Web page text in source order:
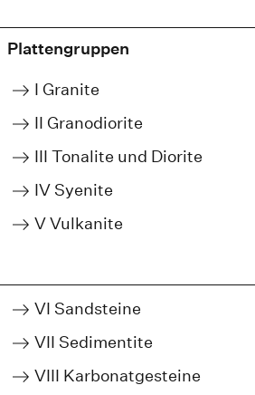
Plattengruppen
I Granite
II Granodiorite
III Tonalite und Diorite
IV Syenite
V Vulkanite
VI Sandsteine
VII Sedimentite
VIII Karbonatgesteine